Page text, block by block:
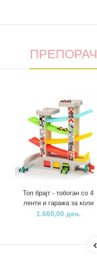
Топ брајт - тобоган со 4
ленти и гаража за коли
1.660,00 ден.